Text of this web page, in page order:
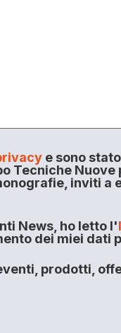
e sono
Tecniche
inviti a
News, ho letto l'
dei miei dati
prodotti,